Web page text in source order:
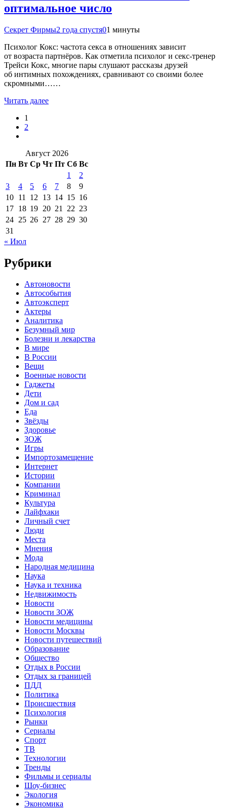
оптимальное число
Секрет Фирмы2 года спустя01 минуты
Психолог Кокс: частота секса в отношениях зависит
от возраста партнёров. Как отметила психолог и секс-тренер
Трейси Кокс, многие пары слушают рассказы друзей
об интимных похождениях, сравнивают со своими более
скромными……
Читать далее
1
2
Август 2026
Пн Вт Ср Чт Пт Сб Вс
1
2
3
4 5 6 7 8
9
10 11 12 13 14 15 16
17 18 19 20 21 22 23
24 25 26 27 28 29 30
31
« Июл
Рубрики
Автоновости
Автособытия
Автоэксперт
Актеры
Аналитика
Безумный мир
Болезни и лекарства
В мире
В России
Вещи
Военные новости
Гаджеты
Дети
Дом и сад
Еда
Звёзды
Здоровье
ЗОЖ
Игры
Импортозамещение
Интернет
Истории
Компании
Криминал
Культура
Лайфхаки
Личный счет
Люди
Места
Мнения
Мода
Народная медицина
Наука
Наука и техника
Недвижимость
Новости
Новости ЗОЖ
Новости медицины
Новости Москвы
Новости путешествий
Образование
Общество
Отдых в России
Отдых за границей
ПДД
Политика
Происшествия
Психология
Рынки
Сериалы
Спорт
ТВ
Технологии
Тренды
Фильмы и сериалы
Шоу-бизнес
Экология
Экономика